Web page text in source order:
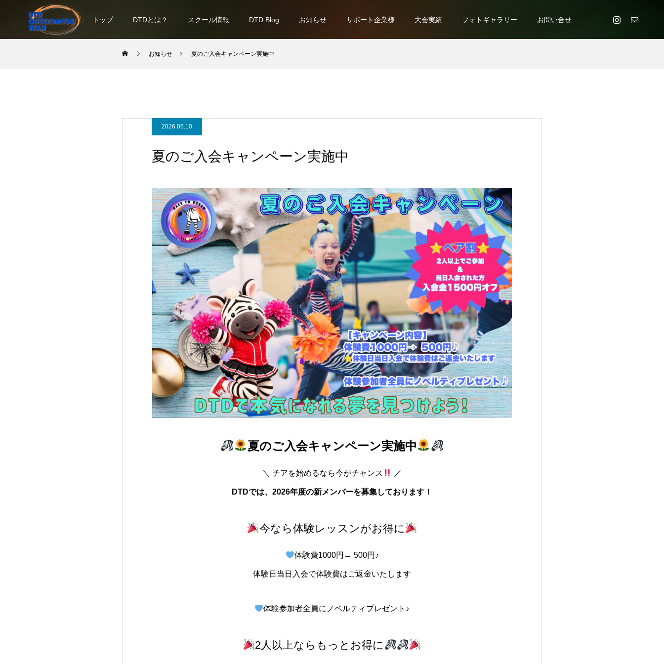
トップ DTDとは？ スクール情報 DTD Blog お知らせ サポート企業様 大会実績 フォトギャラリー お問い合せ
お知らせ 夏のご入会キャンペーン実施中
2026.06.10
夏のご入会キャンペーン実施中
夏のご入会キャンペーン実施中
＼ チアを始めるなら今がチャンス ／
DTDでは、2026年度の新メンバーを募集しております！
今なら体験レッスンがお得に
体験費1000円→ 500円♪
体験日当日入会で体験費はご返金いたします
体験参加者全員にノベルティプレゼント♪
2人以上ならもっとお得に